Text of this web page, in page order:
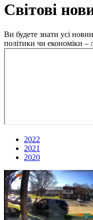
Світові
Ви будете знати усі
політики чи економіки –
2022
2021
2020